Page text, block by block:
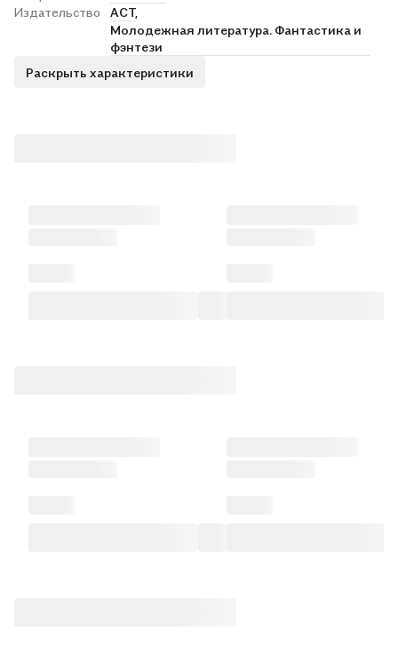
Издательство
АСТ,
Молодежная литература. Фантастика и
фэнтези
Раскрыть характеристики